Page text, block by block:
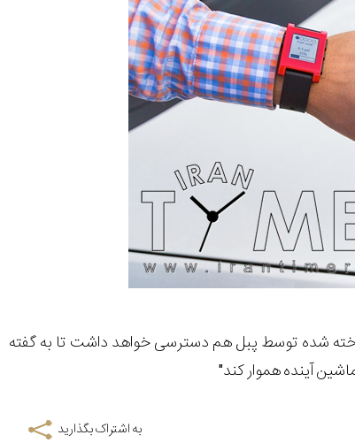
شده توسط پبل هم دسترسی خواهد داشت تا به گفته
آینده هموار کند"
به اشتراک بگذارید